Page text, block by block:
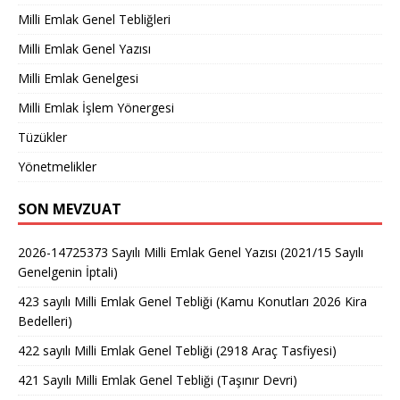
Milli Emlak Genel Tebliğleri
Milli Emlak Genel Yazısı
Milli Emlak Genelgesi
Milli Emlak İşlem Yönergesi
Tüzükler
Yönetmelikler
SON MEVZUAT
2026-14725373 Sayılı Milli Emlak Genel Yazısı (2021/15 Sayılı
Genelgenin İptali)
423 sayılı Milli Emlak Genel Tebliği (Kamu Konutları 2026 Kira
Bedelleri)
422 sayılı Milli Emlak Genel Tebliği (2918 Araç Tasfiyesi)
421 Sayılı Milli Emlak Genel Tebliği (Taşınır Devri)